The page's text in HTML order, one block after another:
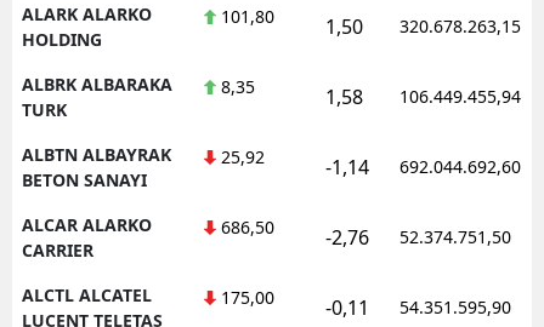
Tokat
Şanlıurfa
Uşak
ALARK ALARKO
HOLDING
101,80 1,50 320.678.263,15
ALBRK ALBARAKA
TURK
8,35 1,58 106.449.455,94
ALBTN ALBAYRAK
BETON SANAYI
25,92 -1,14 692.044.692,60
ALCAR ALARKO
CARRIER
686,50 -2,76 52.374.751,50
ALCTL ALCATEL
LUCENT TELETAS
175,00 -0,11 54.351.595,90